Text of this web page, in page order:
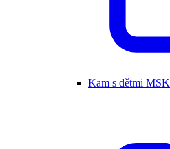
Kam s dětmi MSK